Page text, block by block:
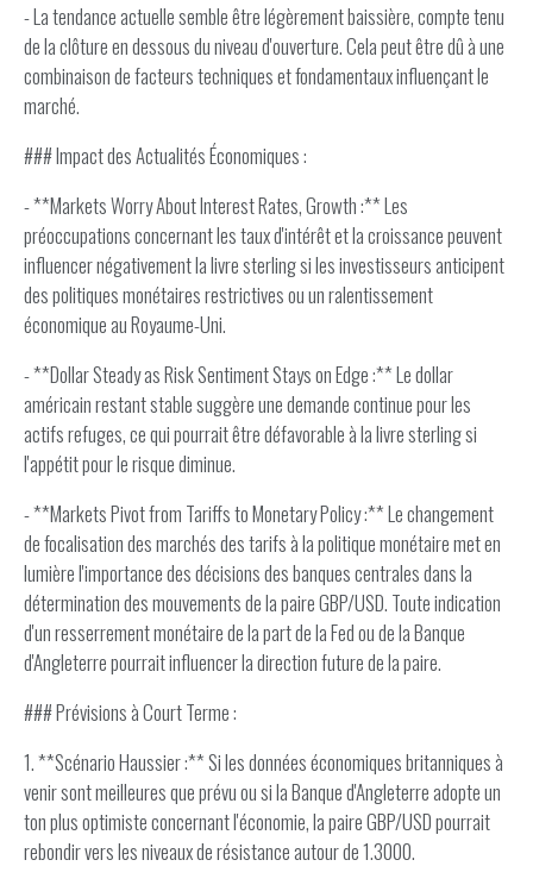
- La tendance actuelle semble être légèrement baissière, compte tenu
de la clôture en dessous du niveau d'ouverture. Cela peut être dû à une
combinaison de facteurs techniques et fondamentaux influençant le
marché.
### Impact des Actualités Économiques :
- **Markets Worry About Interest Rates, Growth :** Les
préoccupations concernant les taux d'intérêt et la croissance peuvent
influencer négativement la livre sterling si les investisseurs anticipent
des politiques monétaires restrictives ou un ralentissement
économique au Royaume-Uni.
- **Dollar Steady as Risk Sentiment Stays on Edge :** Le dollar
américain restant stable suggère une demande continue pour les
actifs refuges, ce qui pourrait être défavorable à la livre sterling si
l'appétit pour le risque diminue.
- **Markets Pivot from Tariffs to Monetary Policy :** Le changement
de focalisation des marchés des tarifs à la politique monétaire met en
lumière l'importance des décisions des banques centrales dans la
détermination des mouvements de la paire GBP/USD. Toute indication
d'un resserrement monétaire de la part de la Fed ou de la Banque
d'Angleterre pourrait influencer la direction future de la paire.
### Prévisions à Court Terme :
1. **Scénario Haussier :** Si les données économiques britanniques à
venir sont meilleures que prévu ou si la Banque d'Angleterre adopte un
ton plus optimiste concernant l'économie, la paire GBP/USD pourrait
rebondir vers les niveaux de résistance autour de 1.3000.